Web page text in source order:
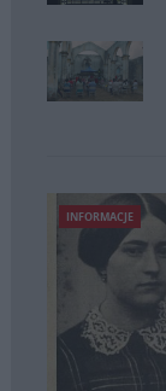
INFORMACJE